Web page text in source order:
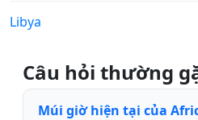
Libya
Câu hỏi thường
Múi giờ hiện tại của